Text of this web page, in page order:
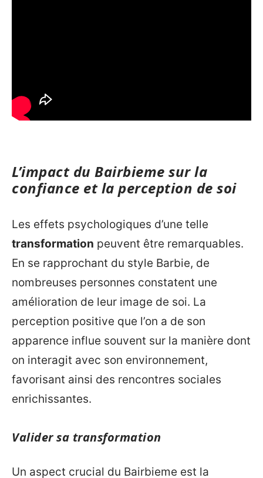
L’impact du Bairbieme sur la
confiance et la perception de soi
Les effets psychologiques d’une telle
transformation peuvent être remarquables.
En se rapprochant du style Barbie, de
nombreuses personnes constatent une
amélioration de leur image de soi. La
perception positive que l’on a de son
apparence influe souvent sur la manière dont
on interagit avec son environnement,
favorisant ainsi des rencontres sociales
enrichissantes.
Valider sa transformation
Un aspect crucial du Bairbieme est la